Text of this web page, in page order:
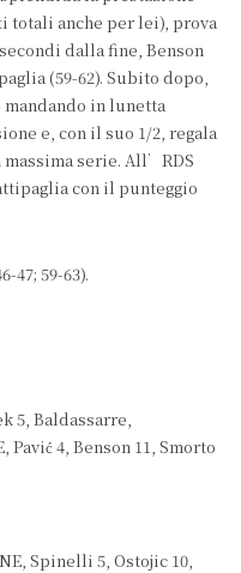
totali anche per lei), prova
dalla fine, Benson
(59-62). Subito dopo,
in lunetta
e, con il suo 1/2, regala
serie. All’RDS
con il punteggio
47; 59-63).
5, Baldassarre,
4, Benson 11, Smorto
Spinelli 5, Ostojic 10,